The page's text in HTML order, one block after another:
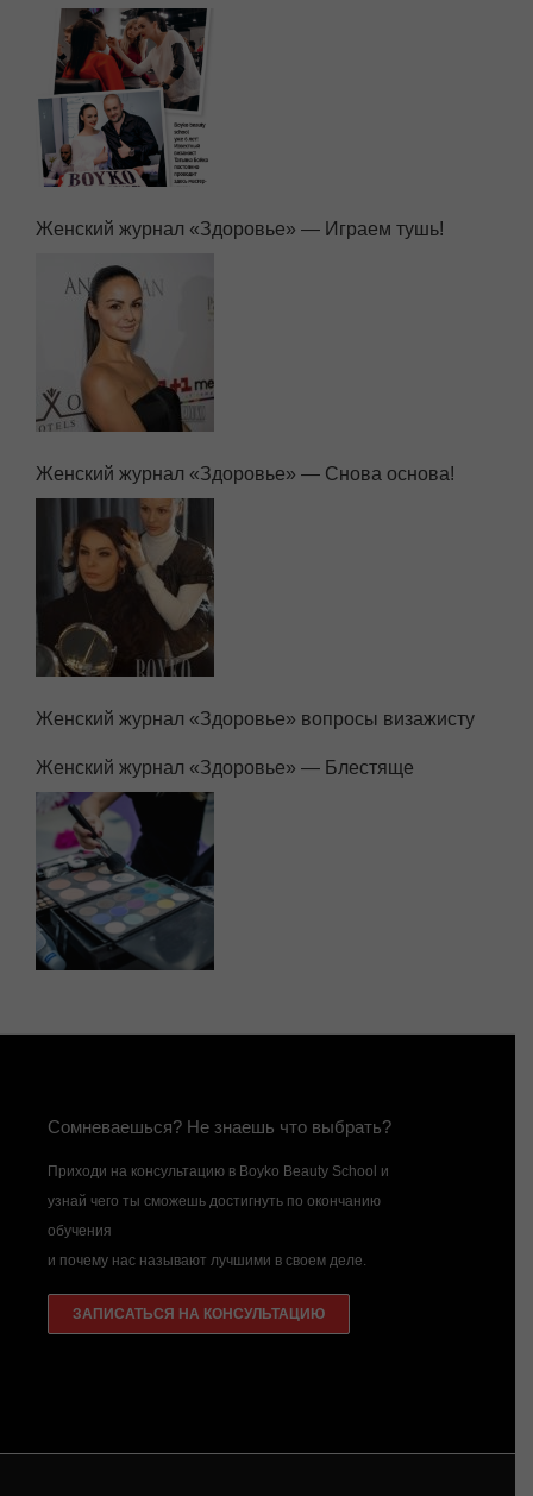
Женский журнал «Здоровье» — Играем тушь!
Женский журнал «Здоровье» — Снова основа!
Женский журнал «Здоровье» вопросы визажисту
Женский журнал «Здоровье» — Блестяще
Сомневаешься? Не знаешь что выбрать?
Приходи на консультацию в Boyko Beauty School и
узнай чего ты сможешь достигнуть по окончанию
обучения
и почему нас называют лучшими в своем деле.
ЗАПИСАТЬСЯ НА КОНСУЛЬТАЦИЮ